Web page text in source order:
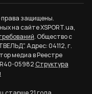
права защищены.
на сайте XSPORT.ua,
. Общество с
Адрес: 04112, г.
медиа в Реестре
05982Структура